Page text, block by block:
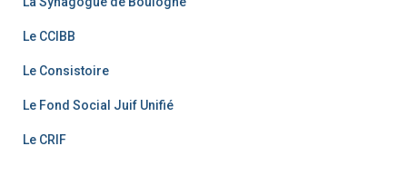
o
k
Le CCIBB
Le Consistoire
Le Fond Social Juif Unifié
Le CRIF